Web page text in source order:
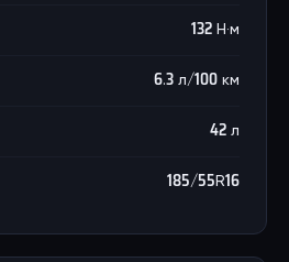
132 Н·м
6.3 л/100 км
42 л
185/55R16